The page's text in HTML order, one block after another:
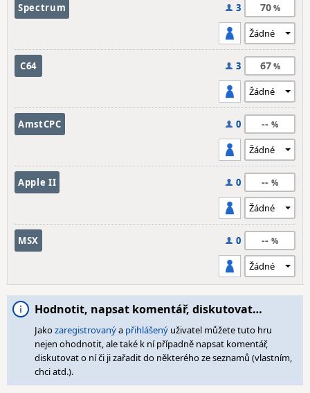
Spectrum 3 70
C64 3 67
AmstCPC 0 --
Apple II 0 --
MSX 0 --
Hodnotit, napsat komentář, diskutovat…
Jakozaregistrovanýa přihlášený uživatel můžete tuto hru
nejen ohodnotit, ale také k ní případně napsat komentář,
diskutovat o ní či ji zařadit do některého ze seznamů (vlastním,
chci atd.).